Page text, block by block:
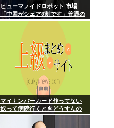
ヒューマノイドロボット 市場
「中国がシェア8割です」普通の
日本人怒りのフェイクニュース
マイナンバーカード作ってない
奴って病院行くときどうすんの